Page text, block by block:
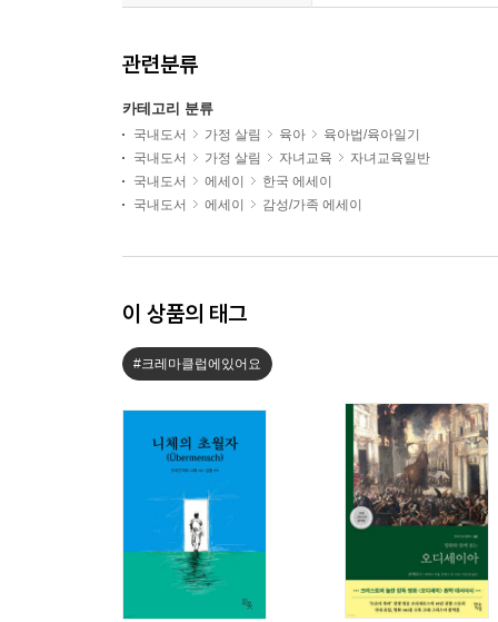
관련분류
카테고리 분류
국내도서 가정 살림 육아
육아법/육아일기
국내도서
가정 살림 자녀교육
자녀교육일반
국내도서
에세이
한국 에세이
국내도서
에세이 감성/가족 에세이
이 상품의 태그
#크레마클럽에있어요